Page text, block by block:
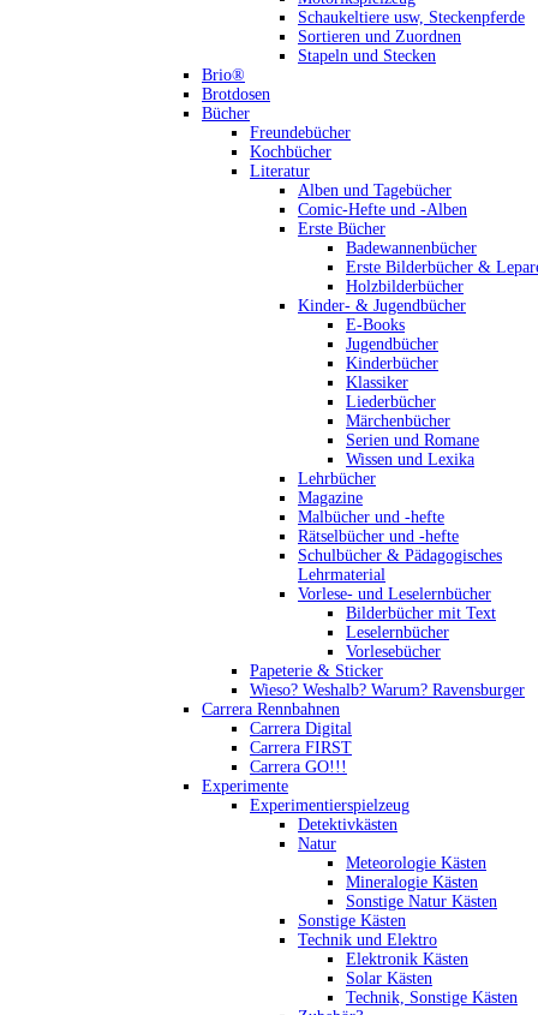
Schaukeltiere usw, Steckenpferde
Sortieren und Zuordnen
Stapeln und Stecken
Brio®
Brotdosen
Bücher
Freundebücher
Kochbücher
Literatur
Alben und Tagebücher
Comic-Hefte und -Alben
Erste Bücher
Badewannenbücher
Erste Bilderbücher &
Holzbilderbücher
Kinder- & Jugendbücher
E-Books
Jugendbücher
Kinderbücher
Klassiker
Liederbücher
Märchenbücher
Serien und Romane
Wissen und Lexika
Lehrbücher
Magazine
Malbücher und -hefte
Rätselbücher und -hefte
Schulbücher & Pädagogisches
Lehrmaterial
Vorlese- und Leselernbücher
Bilderbücher mit Text
Leselernbücher
Vorlesebücher
Papeterie & Sticker
Wieso? Weshalb? Warum? Ravensburger
Carrera Rennbahnen
Carrera Digital
Carrera FIRST
Carrera GO!!!
Experimente
Experimentierspielzeug
Detektivkästen
Natur
Meteorologie Kästen
Mineralogie Kästen
Sonstige Natur Kästen
Sonstige Kästen
Technik und Elektro
Elektronik Kästen
Solar Kästen
Technik, Sonstige Kästen